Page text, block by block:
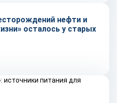
нефти и
осталось у старых